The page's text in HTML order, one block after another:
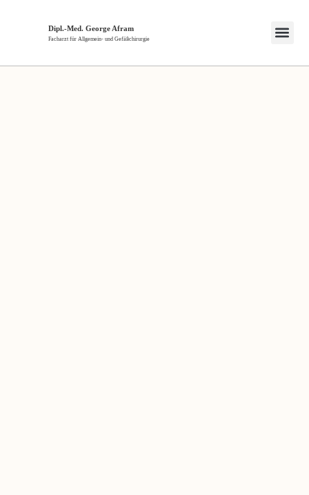
Dipl.-Med. George Afram
Facharzt für Allgemein- und Gefäßchirurgie